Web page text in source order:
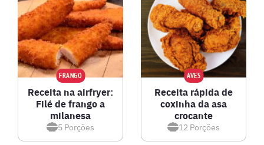
FRANGO
Receita na airfryer:
Filé de frango a
milanesa
5 Porções
AVES
Receita rápida de
coxinha da asa
crocante
12 Porções